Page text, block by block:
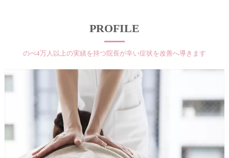
のべ4万人以上の実績を持つ院長が辛い症状を改善へ導きます
PROFILE